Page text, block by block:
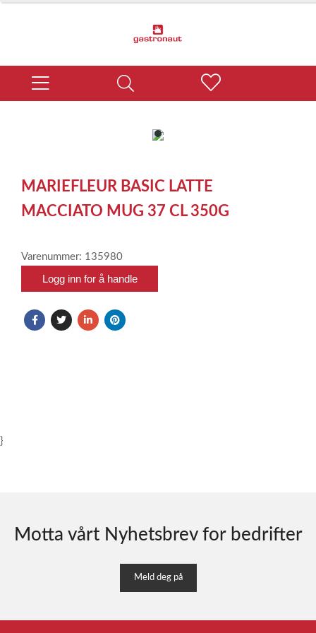
item
of
1
MARIEFLEUR BASIC LATTE
MACCIATO MUG 37 CL 350G
Varenummer: 135980
Logg inn for å handle
}
Motta vårt Nyhetsbrev for bedrifter
Meld deg på